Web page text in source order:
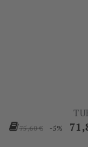
Prezzo
75,60 € -5%